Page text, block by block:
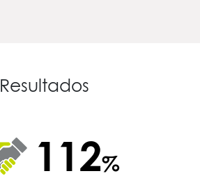
Resultados
146%